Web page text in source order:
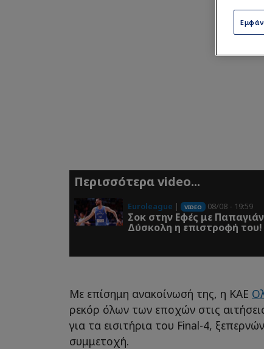
Περισσότερα video...
Euroleague | VIDEO 08/08 - 19:59
Σοκ στην Εφές με
Δύσκολη η επιστροφή του!
Με επίσημη ανακοίνωσή της, η ΚΑΕ
ρεκόρ όλων των εποχών στις
για τα εισιτήρια του Final-4,
συμμετοχή.